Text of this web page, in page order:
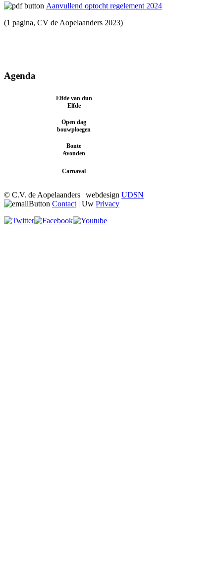
Aanvullend optocht regelement 2024
(1 pagina, CV de Aopelaanders 2023)
Agenda
Elfde van dun
Elfde
Open dag
bouwploegen
Bonte
Avonden
Carnaval
© C.V. de Aopelaanders | webdesign UDSN
Contact | Uw Privacy